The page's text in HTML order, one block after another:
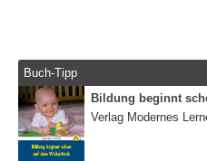
Buch-Tipp
Bildung beginnt
Verlag Modernes